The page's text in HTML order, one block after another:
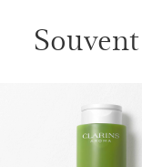
ALLER AU